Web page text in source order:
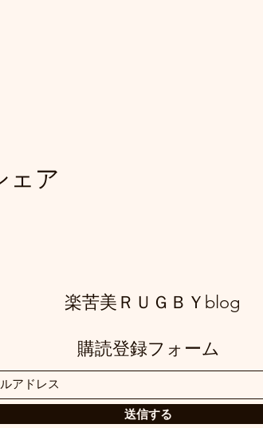
ェア
​楽苦美ＲＵＧＢＹblog
購読登録フォーム
送信する